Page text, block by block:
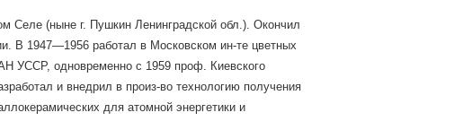
(ныне г. Пушкин Ленинградской обл.). Окончил
В 1947—1956 работал в Московском ин-те цветных
УССР, одновременно с 1959 проф. Киевского
и внедрил в произ-во технологию получения
для атомной энергетики и